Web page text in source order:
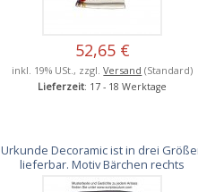
52,65 €
inkl. 19% USt., zzgl.Versand (Standard)
Lieferzeit: 17 - 18 Werktage
Urkunde Decoramic ist in drei
lieferbar. Motiv Bärchen rechts